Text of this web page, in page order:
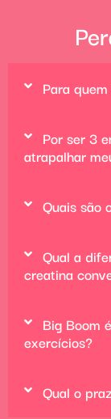
Para
Por ser 3
atrapalhar
Quais são
Qual a
creatina
Big Boom
exercícios?
Qual o